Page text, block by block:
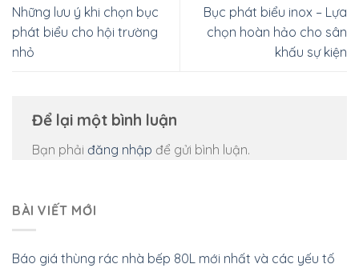
Những lưu ý khi chọn bục
phát biểu cho hội trường
nhỏ
Bục phát biểu inox – Lựa
chọn hoàn hảo cho sân
khấu sự kiện
Để lại một bình luận
Bạn phải đăng nhập để gửi bình luận.
BÀI VIẾT MỚI
Báo giá thùng rác nhà bếp 80L mới nhất và các yếu tố